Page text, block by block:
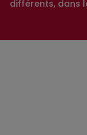
différents, dans